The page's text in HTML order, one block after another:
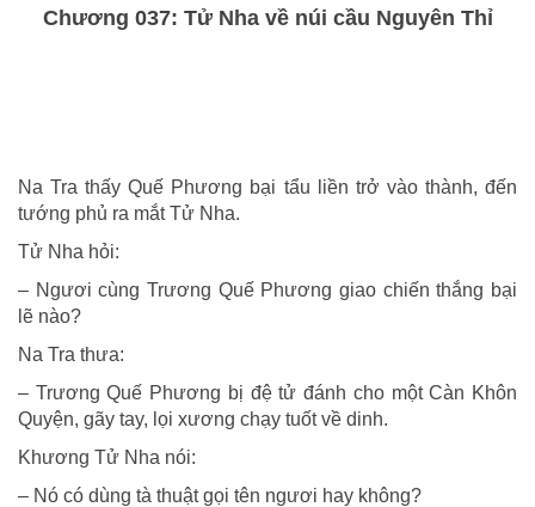
núi
Chương 037: Tử Nha về núi cầu Nguyên Thỉ
Na Tra thấy Quế Phương bại tẩu liền trở vào thành, đến
tướng phủ ra mắt Tử Nha.
Tử Nha hỏi:
– Ngươi cùng Trương Quế Phương giao chiến thắng bại
lẽ nào?
Na Tra thưa:
– Trương Quế Phương bị đệ tử đánh cho một Càn Khôn
Quyện, gãy tay, lọi xương chạy tuốt về dinh.
Khương Tử Nha nói:
– Nó có dùng tà thuật gọi tên ngươi hay không?